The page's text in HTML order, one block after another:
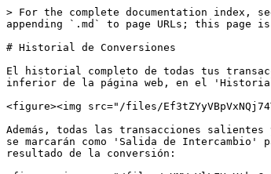
> For the complete documentation index,
appending `.md` to page URLs; this page
# Historial de Conversiones
El historial completo de todas tus
inferior de la página web, en el 'Historial
<figure><img src="/files/
Además, todas las transacciones
se marcarán como 'Salida de
resultado de la conversión: